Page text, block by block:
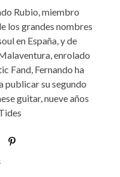
Rubio, miembro
los grandes nombres
en España, y de
enrolado
Fand, Fernando ha
publicar su segundo
guitar, nueve años